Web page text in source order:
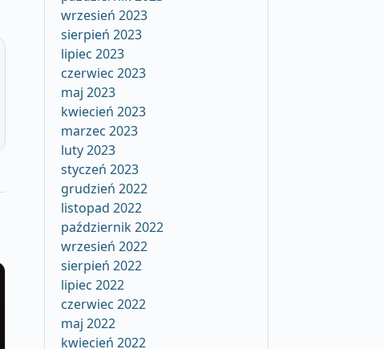
wrzesień 2023
sierpień 2023
lipiec 2023
czerwiec 2023
maj 2023
kwiecień 2023
marzec 2023
luty 2023
styczeń 2023
grudzień 2022
listopad 2022
październik 2022
wrzesień 2022
sierpień 2022
lipiec 2022
czerwiec 2022
maj 2022
kwiecień 2022